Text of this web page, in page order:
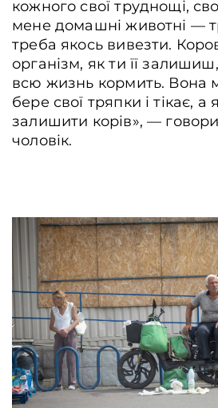
кожного свої труднощі,
мене домашні животні ―
треба якось вивезти.
організм, як ти її
всю жизнь кормить. Вона
бере свої тряпки і тікає,
залишити корів», ―
чоловік.